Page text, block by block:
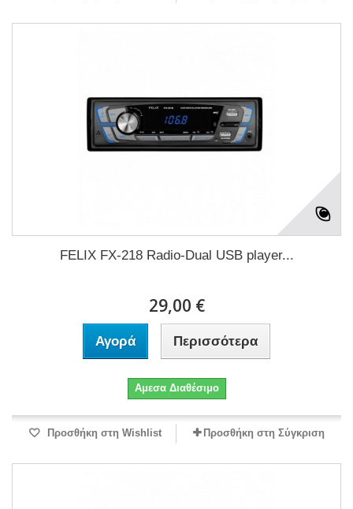
FELIX FX-218 Radio-Dual USB player...
29,00 €
Αγορά Περισσότερα
Αμεσα Διαθέσιμο
Προσθήκη στη Wishlist Προσθήκη στη Σύγκριση